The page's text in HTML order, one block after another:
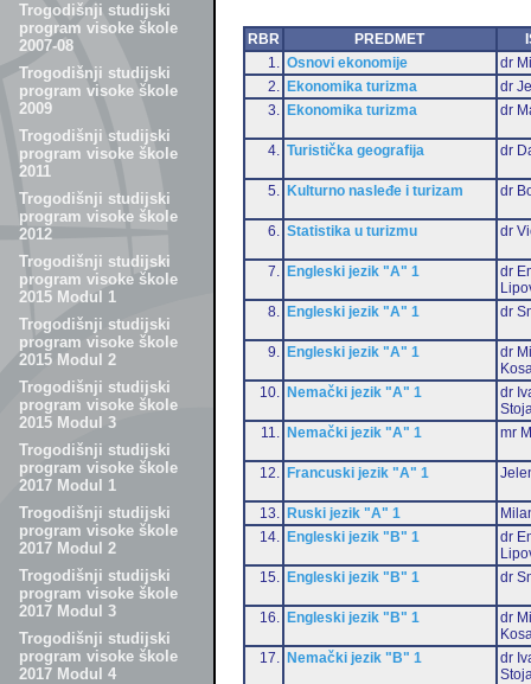
Trogodišnji studijski
program visoke škole
2007-08
Trogodišnji studijski
program visoke škole
2009
Trogodišnji studijski
program visoke škole
2011
Trogodišnji studijski
program visoke škole
2012
Trogodišnji studijski
program visoke škole
2015 Modul 1
Trogodišnji studijski
program visoke škole
2015 Modul 2
Trogodišnji studijski
program visoke škole
2015 Modul 3
Trogodišnji studijski
program visoke škole
2017 Modul 1
Trogodišnji studijski
program visoke škole
2017 Modul 2
Trogodišnji studijski
program visoke škole
2017 Modul 3
Trogodišnji studijski
program visoke škole
2017 Modul 4
RBR PREDMET
1.
Osnovi ekonomije
dr
2.
Ekonomika turizma
dr
3.
Ekonomika turizma dr
4. Turistička geografija dr
5. Kulturno nasleđe i turizam dr
6. Statistika u turizmu dr
7. Engleski jezik "A" 1
dr
8.
Engleski jezik "A" 1 dr
9. Engleski jezik "A" 1
dr
10.
Nemački jezik "A" 1
dr
11.
Nemački jezik "A" 1 mr
12. Francuski jezik "A" 1
13. Ruski jezik "A" 1
14.
Engleski jezik "B" 1
dr
15.
Engleski jezik "B" 1 dr
16. Engleski jezik "B" 1
dr
17.
Nemački jezik "B" 1
dr